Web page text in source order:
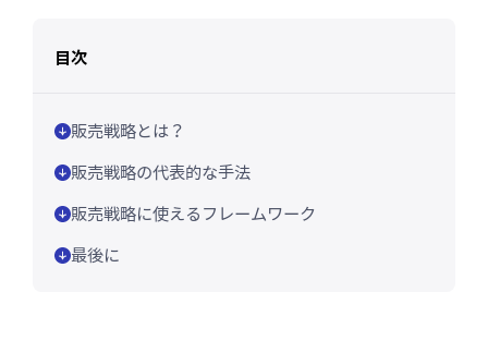
目次
販売戦略とは？
販売戦略の代表的な手法
販売戦略に使えるフレームワーク
最後に